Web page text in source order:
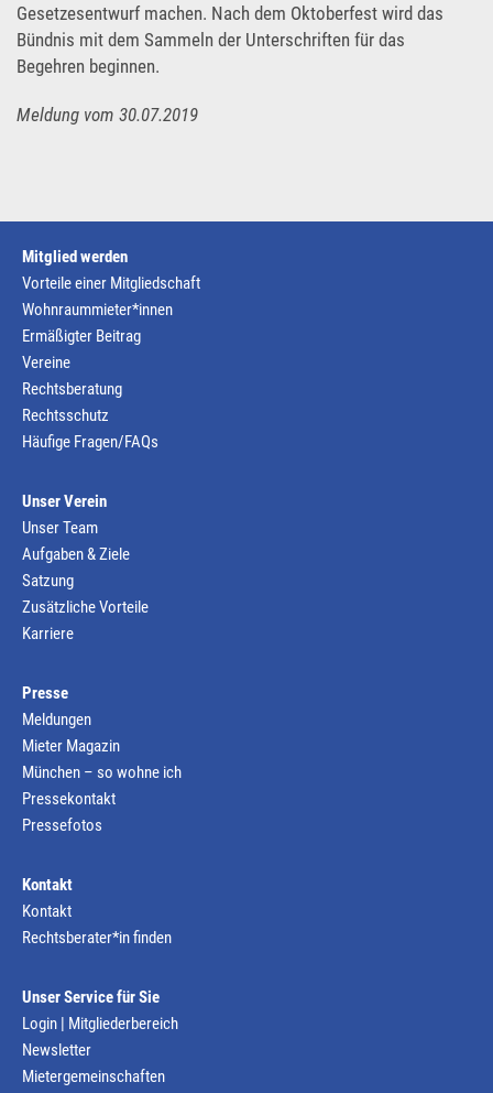
Gesetzesentwurf machen. Nach dem Oktoberfest wird das
Bündnis mit dem Sammeln der Unterschriften für das
Begehren beginnen.
Meldung vom 30.07.2019
Mitglied werden
Vorteile einer Mitgliedschaft
Wohnraummieter*innen
Ermäßigter Beitrag
Vereine
Rechtsberatung
Rechtsschutz
Häufige Fragen/FAQs
Unser Verein
Unser Team
Aufgaben & Ziele
Satzung
Zusätzliche Vorteile
Karriere
Presse
Meldungen
Mieter Magazin
München – so wohne ich
Pressekontakt
Pressefotos
Kontakt
Kontakt
Rechtsberater*in finden
Unser Service für Sie
Login | Mitgliederbereich
Newsletter
Mietergemeinschaften